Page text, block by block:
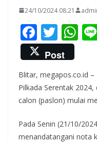
24/10/2024 08:21
F
ac
e
b
o
k
T
w
itt
er
W
s
A
p
Post
Blitar, megapos.co.id
Pilkada Serentak
calon (paslon) mulai
Pada Senin (21/10/
menandatangani nota